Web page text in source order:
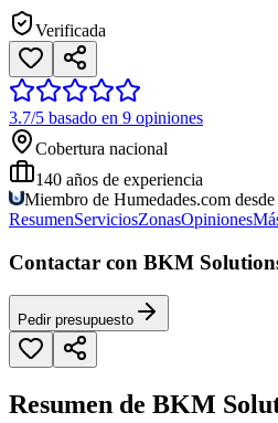
Verificada
3.7/5 basado en 9 opiniones
Cobertura nacional
140 años de experiencia
Miembro de Humedades.com
ResumenServiciosZonasOpiniones
Contactar con BKM
Pedir presupuesto
Resumen de BKM